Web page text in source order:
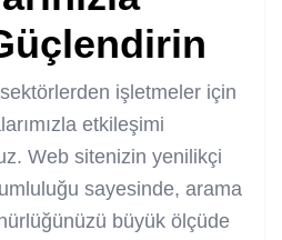
işletmeler için
etkileşimi
Web sitenizin yenilikçi
sayesinde, arama
büyük ölçüde